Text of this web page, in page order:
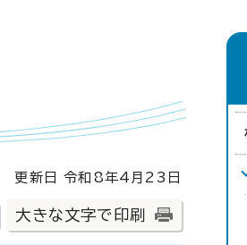
更新日 令和8年4月23日
大きな文字で印刷